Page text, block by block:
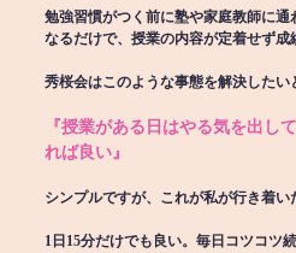
勉強習慣がつく前に塾や家庭教師に
なるだけで、授業の内容が定着せず成
秀桜会はこのような事態を解決したい
『授業がある日はやる気を出し
れば良い』
シンプルですが、これが私が行き着い
1日15分だけでも良い。毎日コツコツ